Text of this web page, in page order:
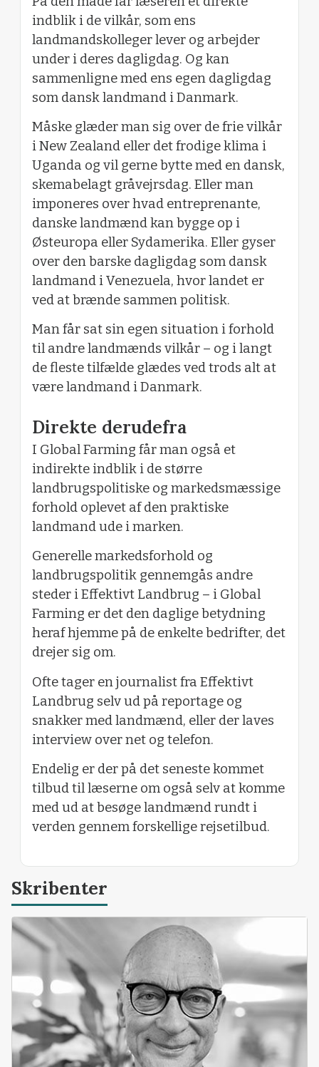
indblik i de vilkår, som ens
landmandskolleger lever og arbejder
under i deres dagligdag. Og kan
sammenligne med ens egen dagligdag
som dansk landmand i Danmark.
Måske glæder man sig over de frie vilkår
i New Zealand eller det frodige klima i
Uganda og vil gerne bytte med en dansk,
skemabelagt gråvejrsdag. Eller man
imponeres over hvad entreprenante,
danske landmænd kan bygge op i
Østeuropa eller Sydamerika. Eller gyser
over den barske dagligdag som dansk
landmand i Venezuela, hvor landet er
ved at brænde sammen politisk.
Man får sat sin egen situation i forhold
til andre landmænds vilkår – og i langt
de fleste tilfælde glædes ved trods alt at
være landmand i Danmark.
Direkte derudefra
I Global Farming får man også et
indirekte indblik i de større
landbrugspolitiske og markedsmæssige
forhold oplevet af den praktiske
landmand ude i marken.
Generelle markedsforhold og
landbrugspolitik gennemgås andre
steder i Effektivt Landbrug – i Global
Farming er det den daglige betydning
heraf hjemme på de enkelte bedrifter, det
drejer sig om.
Ofte tager en journalist fra Effektivt
Landbrug selv ud på reportage og
snakker med landmænd, eller der laves
interview over net og telefon.
Endelig er der på det seneste kommet
tilbud til læserne om også selv at komme
med ud at besøge landmænd rundt i
verden gennem forskellige rejsetilbud.
Skribenter